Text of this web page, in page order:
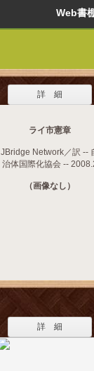
Web
詳 細
ライ市憲章
JBridge Network／訳 --
治体国際化協会 --
（画像なし）
詳 細